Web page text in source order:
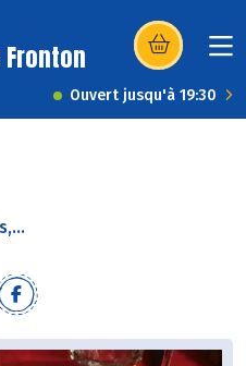
Fronton (s’ouvre dans
Ouvert jusqu'à 19:30